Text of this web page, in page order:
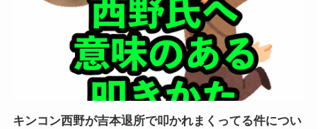
キンコン西野が吉本退所で叩かれまくってる件につい